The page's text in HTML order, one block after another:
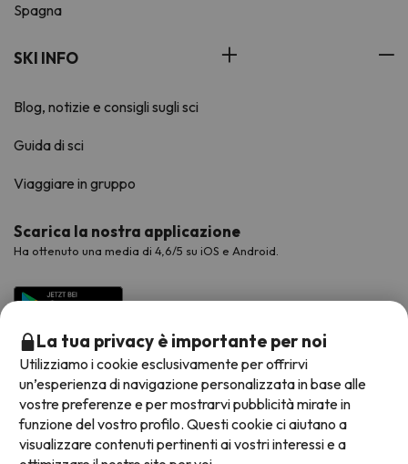
Spagna
SKI INFO
Blog, notizie e consigli sugli sci
Guida di sci
Viaggiare in gruppo
Scarica la nostra applicazione
Ha ottenuto una media di 4,6/5 su iOS e Android.
Metodi di pagamento disponibili
La tua privacy è importante per noi
Utilizziamo i cookie esclusivamente per offrirvi
un’esperienza di navigazione personalizzata in base alle
vostre preferenze e per mostrarvi pubblicità mirate in
funzione del vostro profilo. Questi cookie ci aiutano a
visualizzare contenuti pertinenti ai vostri interessi e a